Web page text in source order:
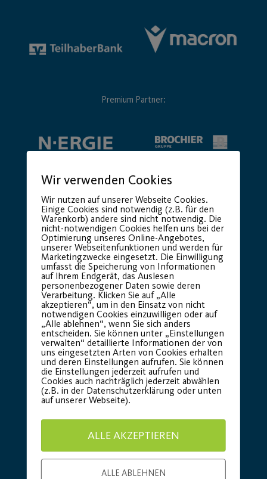
Premium Partner:
Basic Partner:
Wir verwenden Cookies
Wir nutzen auf unserer Webseite Cookies.
Einige Cookies sind notwendig (z.B. für den
Warenkorb) andere sind nicht notwendig. Die
nicht-notwendigen Cookies helfen uns bei der
Optimierung unseres Online-Angebotes,
unserer Webseitenfunktionen und werden für
Marketingzwecke eingesetzt. Die Einwilligung
umfasst die Speicherung von Informationen
auf Ihrem Endgerät, das Auslesen
personenbezogener Daten sowie deren
Verarbeitung. Klicken Sie auf „Alle
akzeptieren“, um in den Einsatz von nicht
notwendigen Cookies einzuwilligen oder auf
„Alle ablehnen“, wenn Sie sich anders
entscheiden. Sie können unter „Einstellungen
verwalten“ detaillierte Informationen der von
uns eingesetzten Arten von Cookies erhalten
und deren Einstellungen aufrufen. Sie können
die Einstellungen jederzeit aufrufen und
Cookies auch nachträglich jederzeit abwählen
(z.B. in der Datenschutzerklärung oder unten
auf unserer Webseite).
ALLE AKZEPTIEREN
ALLE ABLEHNEN